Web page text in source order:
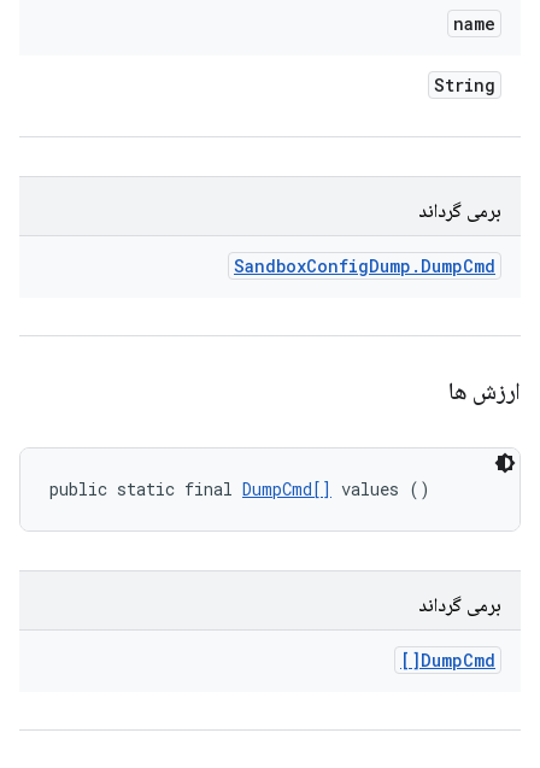
name
String
برمی گرداند
SandboxConfigDump . DumpCmd
ارزش ها
public static final DumpCmd[] values ()
برمی گرداند
DumpCmd[]